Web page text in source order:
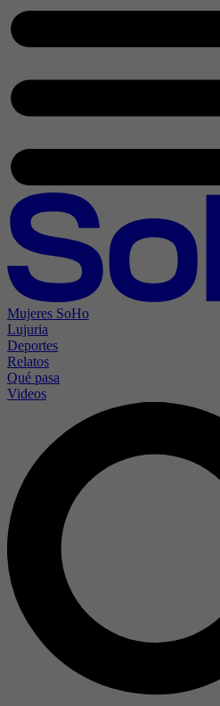
Mujeres SoHo
Lujuria
Deportes
Relatos
Qué pasa
Videos